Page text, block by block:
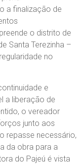
a finalização de
o distrito de
Santa Terezinha –
no
e
a liberação de
o vereador
junto aos
repasse necessário,
da obra para a
do Pajeú é vista